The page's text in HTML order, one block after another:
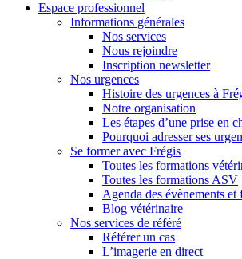
Espace professionnel
Informations générales
Nos services
Nous rejoindre
Inscription newsletter
Nos urgences
Histoire des urgences à
Notre organisation
Les étapes d’une prise en
Pourquoi adresser ses
Se former avec Frégis
Toutes les formations
Toutes les formations ASV
Agenda des évènements et
Blog vétérinaire
Nos services de référé
Référer un cas
L’imagerie en direct